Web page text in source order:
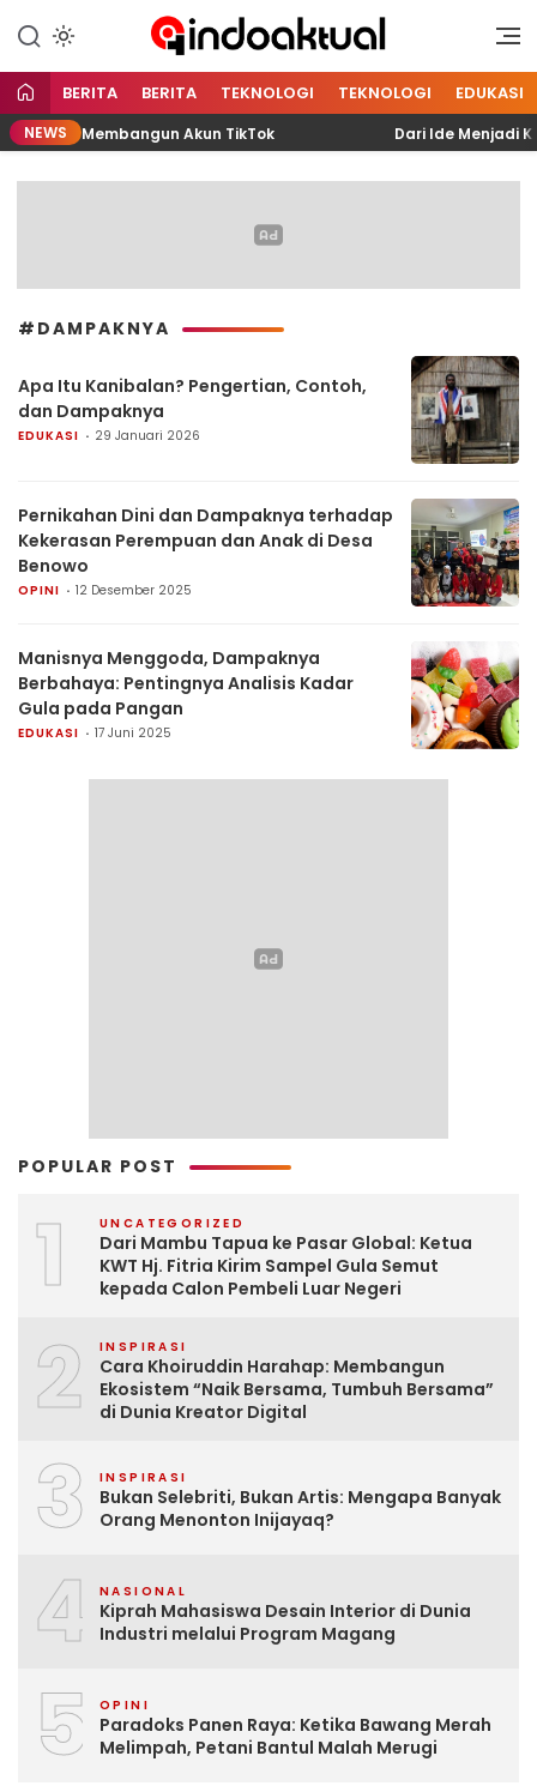
Indoaktual
Indonesia Aktual
BERITA BERITA TEKNOLOGI TEKNOLOGI EDUKASI
NEWSMembangun Akun TikTok Dari Ide Menjadi
#DAMPAKNYA
Apa Itu Kanibalan? Pengertian, Contoh,
dan Dampaknya
EDUKASI 29 Januari 2026
Pernikahan Dini dan Dampaknya terhadap
Kekerasan Perempuan dan Anak di Desa
Benowo
OPINI 12 Desember 2025
Manisnya Menggoda, Dampaknya
Berbahaya: Pentingnya Analisis Kadar
Gula pada Pangan
EDUKASI 17 Juni 2025
POPULAR POST
1 UNCATEGORIZED
Dari Mambu Tapua ke Pasar Global: Ketua
KWT Hj. Fitria Kirim Sampel Gula Semut
kepada Calon Pembeli Luar Negeri
2 INSPIRASI
Cara Khoiruddin Harahap: Membangun
Ekosistem “Naik Bersama, Tumbuh Bersama”
di Dunia Kreator Digital
3 INSPIRASI
Bukan Selebriti, Bukan Artis: Mengapa Banyak
Orang Menonton Inijayaq?
4 NASIONAL
Kiprah Mahasiswa Desain Interior di Dunia
Industri melalui Program Magang
5 OPINI
Paradoks Panen Raya: Ketika Bawang Merah
Melimpah, Petani Bantul Malah Merugi